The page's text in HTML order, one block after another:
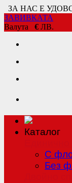
ЗА НАС Е
ЗАВИВКАТА
Валута € ЛВ.
Каталог
С
Без